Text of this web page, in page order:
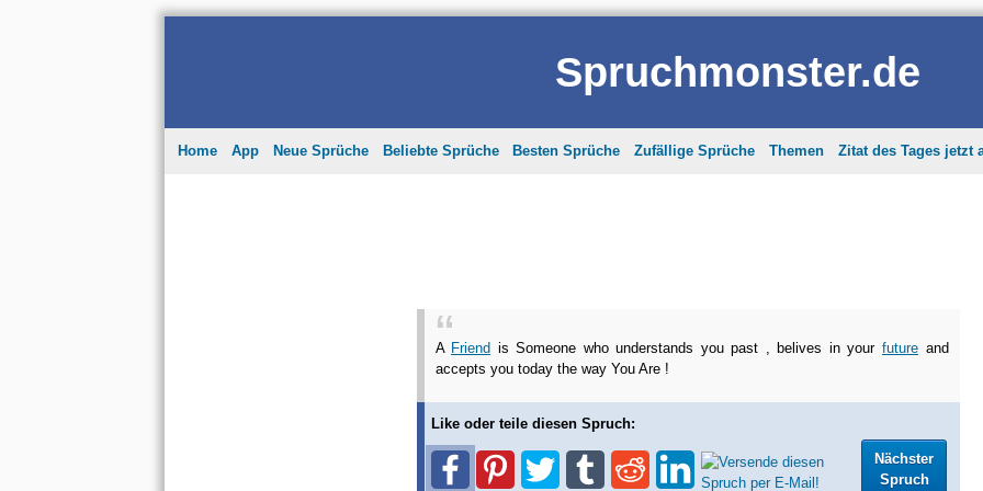
Spruchmonster.de
Home App Neue Sprüche Beliebte Sprüche Besten Sprüche Zufällige Sprüche Themen Zitat des Tages jetzt
A Friend is Someone who understands you past , belives in your futureand
accepts you today the way You Are !
Like oder teile diesen Spruch:
Nächster
Spruch